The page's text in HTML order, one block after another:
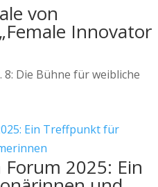
von
Innovator
Die Bühne für weibliche
2025: Ein